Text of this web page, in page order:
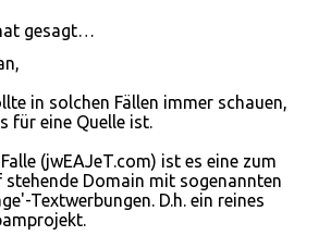
gesagt…
in solchen Fällen immer schauen,
für eine Quelle ist.
Falle (jwEAJeT.com) ist es eine zum
stehende Domain mit sogenannten
Textwerbungen. D.h. ein reines